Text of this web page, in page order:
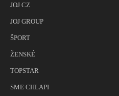
JOJ CZ
JOJ GROUP
ŠPORT
ŽENSKÉ
TOPSTAR
SME CHLAPI